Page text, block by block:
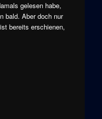
gelesen habe,
bald. Aber doch nur
bereits erschienen,